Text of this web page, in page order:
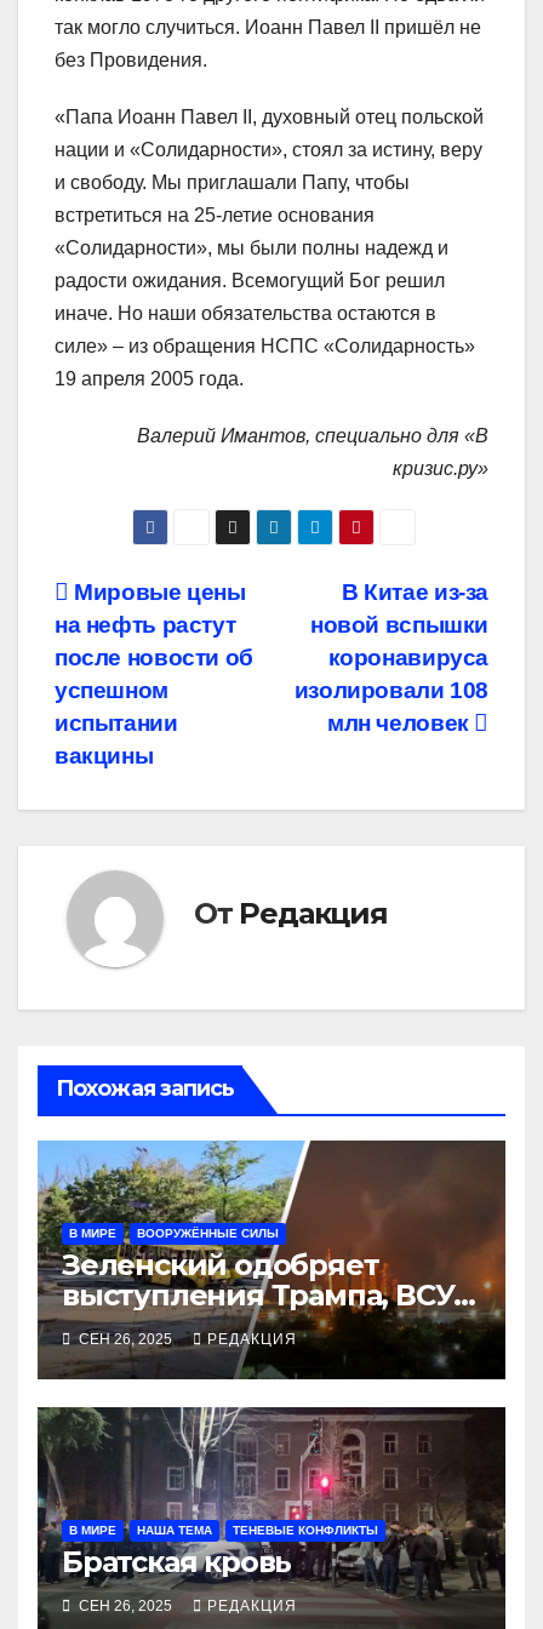
так могло случиться. Иоанн Павел II пришёл не
без Провидения.
«Папа Иоанн Павел II, духовный отец польской
нации и «Солидарности», стоял за истину, веру
и свободу. Мы приглашали Папу, чтобы
встретиться на 25-летие основания
«Солидарности», мы были полны надежд и
радости ожидания. Всемогущий Бог решил
иначе. Но наши обязательства остаются в
силе» – из обращения НСПС «Солидарность»
19 апреля 2005 года.
Валерий Имантов, специально для «В
кризис.ру»
Навигация
по
записям
В Китае из-за
новой вспышки
коронавируса
изолировали 108
млн человек
Мировые цены
на нефть растут
после новости об
успешном
испытании
вакцины
От Редакция
Похожая запись
В МИРЕ ВООРУЖЁННЫЕ СИЛЫ
Зеленский одобряет
выступления Трампа, ВСУ
закрыли Добропольский
рубеж
СЕН 26, 2025 РЕДАКЦИЯ
В МИРЕ НАША ТЕМА ТЕНЕВЫЕ КОНФЛИКТЫ
Братская кровь
СЕН 26, 2025 РЕДАКЦИЯ